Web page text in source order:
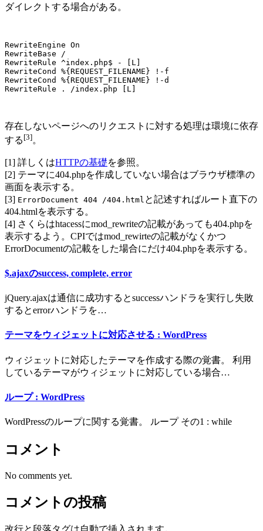
ダイレクトする場合がある。
RewriteEngine On
RewriteBase /
RewriteRule ^index.php$ - [L]
RewriteCond %{REQUEST_FILENAME} !-f
RewriteCond %{REQUEST_FILENAME} !-d
存在しないページへのリクエストに対する処理は環境に依存
する [3]。
[1] 詳しくはHTTPの基礎を参照。
[2] テーマに404.phpを作成していない場合はブラウザ標準の
画面を表示する。
[3] ErrorDocument 404 /404.html と記述すればルート直下の
404.htmlを表示する。
[4] さくらはhtacessにmod_rewriteの記載があっても404.phpを
表示するよう。CPIではmod_rewirteの記載がなくかつ
ErrorDocumentの記載をした場合にだけ404.phpを表示する。
$.ajaxのsuccess, complete, error
jQuery.ajaxは通信に成功するとsuccessハンドラを実行し失敗
するとerrorハンドラを…
テーマをウィジェットに対応させる : WordPress
ウィジェットに対応したテーマを作成する際の覚書。 利用
しているテーマがウィジェットに対応している場合…
ループ : WordPress
WordPressのループに関する覚書。 ループ その1 : while
コメント
No comments yet.
コメントの投稿
改行と段落タグは自動で挿入されます。